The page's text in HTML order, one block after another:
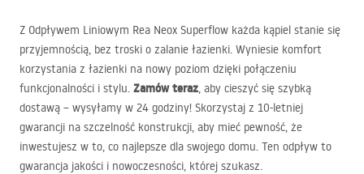
Z Odpływem Liniowym Rea Neox Superflow każda kąpiel stanie się
przyjemnością, bez troski o zalanie łazienki. Wyniesie komfort
korzystania z łazienki na nowy poziom dzięki połączeniu
funkcjonalności i stylu. Zamów teraz, aby cieszyć się szybką
dostawą – wysyłamy w 24 godziny! Skorzystaj z 10-letniej
gwarancji na szczelność konstrukcji, aby mieć pewność, że
inwestujesz w to, co najlepsze dla swojego domu. Ten odpływ to
gwarancja jakości i nowoczesności, której szukasz.